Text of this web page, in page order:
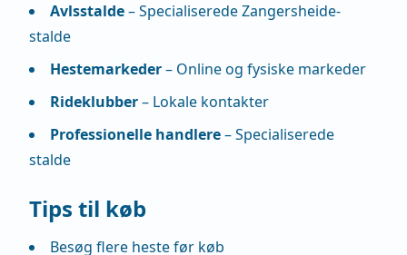
Avlsstalde– Specialiserede Zangersheide-
stalde
Hestemarkeder– Online og fysiske markeder
Rideklubber– Lokale kontakter
Professionelle handlere– Specialiserede
stalde
Tips til køb
Besøg flere heste før køb